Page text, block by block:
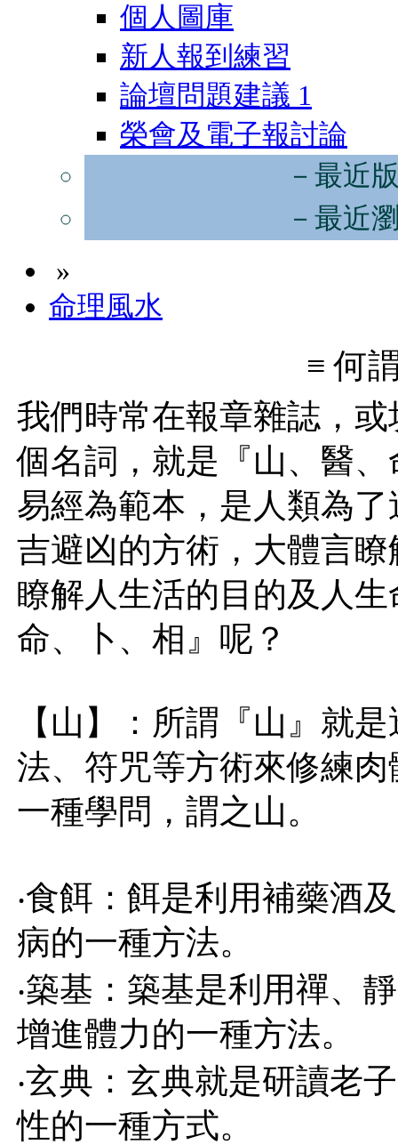
個人圖庫
新人報到練習
論壇問題建議 1
榮會及電子報討論
－最近
－最近
»
命理風水
≡ 何
我們時常在報章雜誌，
個名詞，就是『山、醫
易經為範本，是人類為
吉避凶的方術，大體言
瞭解人生活的目的及人
命、卜、相』呢？
【山】：所謂『山』就
法、符咒等方術來修練
一種學問，謂之山。
‧食餌：餌是利用補藥酒
病的一種方法。
‧築基：築基是利用禪、
增進體力的一種方法。
‧玄典：玄典就是研讀老
性的一種方式。